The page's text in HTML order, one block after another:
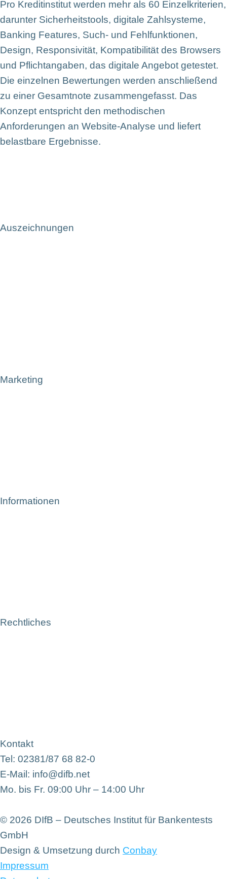
Pro Kreditinstitut werden mehr als 60 Einzelkriterien,
darunter Sicherheitstools, digitale Zahlsysteme,
Banking Features, Such- und Fehlfunktionen,
Design, Responsivität, Kompatibilität des Browsers
und Pflichtangaben, das digitale Angebot getestet.
Die einzelnen Bewertungen werden anschließend
zu einer Gesamtnote zusammengefasst. Das
Konzept entspricht den methodischen
Anforderungen an Website-Analyse und liefert
belastbare Ergebnisse.
Auszeichnungen
Marketing
Informationen
Rechtliches
Kontakt
Tel: 02381/87 68 82-0
E-Mail: info@difb.net
Mo. bis Fr. 09:00 Uhr – 14:00 Uhr
© 2026 DIfB – Deutsches Institut für Bankentests
GmbH
Design & Umsetzung durch Conbay
Impressum